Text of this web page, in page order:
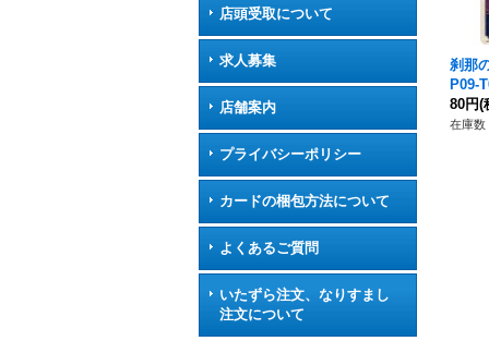
店頭受取について
求人募集
店舗案内
プライバシーポリシー
カードの梱包方法について
よくあるご質問
いたずら注文、なりすまし
注文について
刹那
P09-
80円(
在庫数